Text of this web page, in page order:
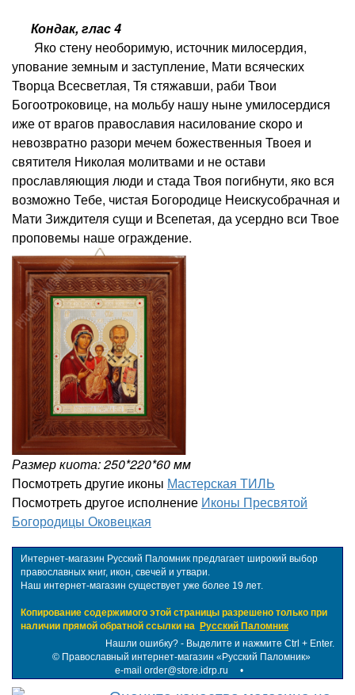
Кондак, глас 4
Яко стену необоримую, источник милосердия,
упование земным и заступление, Мати всяческих
Творца Всесветлая, Тя стяжавши, раби Твои
Богоотроковице, на мольбу нашу ныне умилосердися
иже от врагов православия насилование скоро и
невозвратно разори мечем божественныя Твоея и
святителя Николая молитвами и не остави
прославляющия люди и стада Твоя погибнути, яко вся
возможно Тебе, чистая Богородице Неискусобрачная и
Мати Зиждителя сущи и Всепетая, да усердно вси Твое
проповемы наше ограждение.
Размер киота: 250*220*60 мм
Посмотреть другие иконы Мастерская ТИЛЬ
Посмотреть другое исполнение Иконы Пресвятой
Богородицы Оковецкая
Интернет-магазин Русский Паломник предлагает широкий выбор
православных книг, икон, свечей и утвари.
Наш интернет-магазин существует уже более 19 лет.
Копирование содержимого этой страницы разрешено только при
наличии прямой обратной ссылки на Русский Паломник
Нашли ошибку? - Выделите и нажмите Ctrl + Enter.
© Православный интернет-магазин «Русский Паломник»
e-mail order@store.idrp.ru •